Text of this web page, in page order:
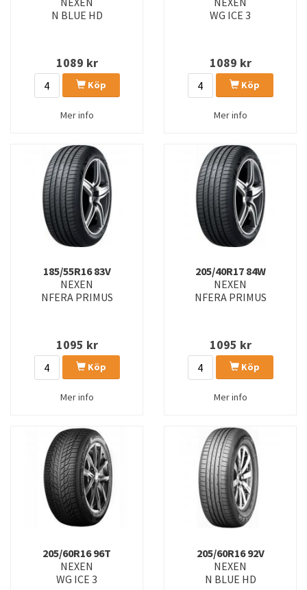
WG ICE 3 WG ICE PLUS
WG SPORT 3 WG-SPORT 2 (WU7)
WG-SPORT 2 SUV (WU7) WGSP2
WINGUARD SNOW`G 3 WINGUARD SNOW`G 3 WH21
WINGUARD SNOWG 3 WINGUARD SPORT 2
WINGUARD SPORT 3 WINGUARD WINSPIKE 3
WINGUARD WT1 WINSPIKE 3
WINSPIKE 3 LT WINSPIKE LT
N BLUE HD
1089 kr
Köp
Mer info
WG ICE 3
1089 kr
Köp
Mer info
185/55R16 83V
NEXEN
NFERA PRIMUS
1095 kr
Köp
Mer info
205/40R17 84W
NEXEN
NFERA PRIMUS
1095 kr
Köp
Mer info
205/60R16 96T
NEXEN
WG ICE 3
205/60R16 92V
NEXEN
N BLUE HD